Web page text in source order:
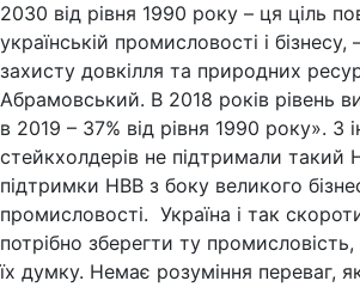
2030 від рівня 1990 року – ця ціль
українській промисловості і бізнесу,
захисту довкілля та природних
Абрамовський. В 2018 років рівень
в 2019 – 37% від рівня 1990 року». З
стейкхолдерів не підтримали такий
підтримки НВВ з боку великого
промисловості. Україна і так
потрібно зберегти ту
їх думку. Немає розуміння переваг,